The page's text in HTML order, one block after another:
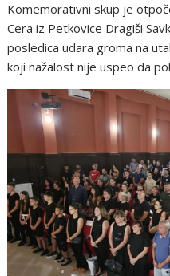
Komemorativni skup je
Cera iz Petkovice Dragiši
posledica udara groma na
koji nažalost nije uspeo da